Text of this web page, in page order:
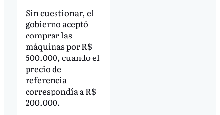
Sin cuestionar, el
gobierno aceptó
comprar las
máquinas por R$
500.000, cuando el
precio de
referencia
correspondía a R$
200.000.